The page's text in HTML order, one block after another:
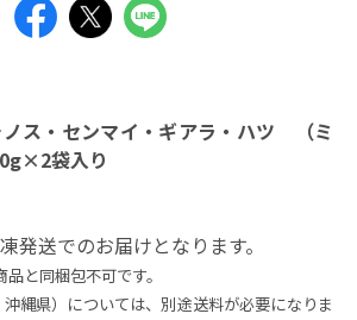
ス・センマイ・ギアラ・ハツ （ミ
袋入り
発送でのお届けとなります。
品と同梱包不可です。
縄県）については、別途送料が必要になりま